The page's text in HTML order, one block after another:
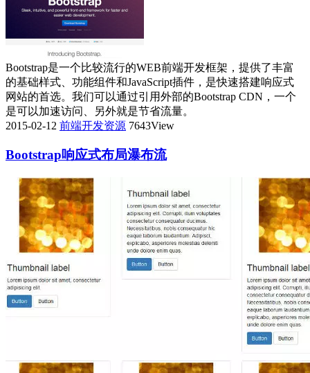
Bootstrap是一个比较流行的WEB前端开发框架，提供了丰富
的基础样式、功能组件和JavaScript插件，是快速搭建响应式
网站的首选。我们可以通过引用外部的Bootstrap CDN，一个
是可以加速访问、另外就是节省流量。
2015-02-12 前端开发资源 7643View
Bootstrap响应式布局瀑布流